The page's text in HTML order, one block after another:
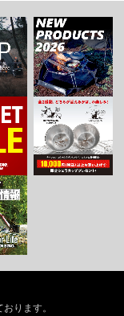
ります。